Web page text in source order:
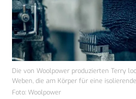
Die von Woolpower produzierten Terry
Weben, die am Körper für eine
Foto: Woolpower